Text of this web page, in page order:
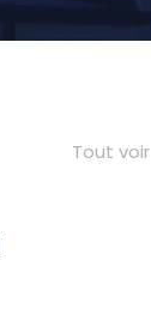
Tout voir